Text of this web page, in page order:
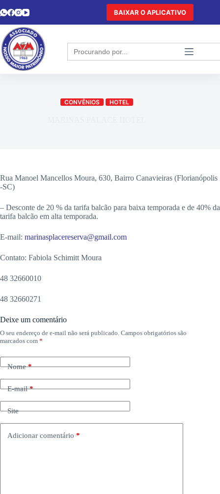
BAIXAR O APLICATIVO
Search
for:
CONVÊNIOS HOTEL
Rua Manoel Mancellos Moura, 630, Bairro Canavieiras (Florianópolis
-SC)
– Desconte de 20 % da tarifa balcão para baixa temporada e de 40% da
tarifa balcão em alta temporada.
E-mail: marinasplacereserva@gmail.com
Contato: Fabiola Schimitt Moura
48 32660010
48 32660271
Deixe um comentário
O seu endereço de e-mail não será publicado. Campos obrigatórios são
marcados com *
Nome*
E-mail*
Site
Adicionar comentário *